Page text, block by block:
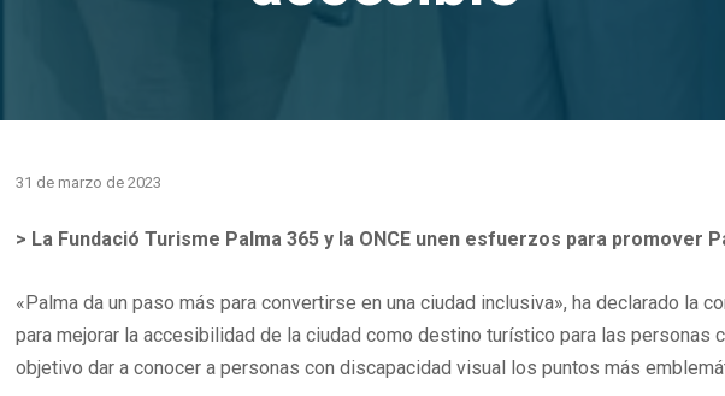
31 de marzo de 2023
> La Fundació Turisme Palma 365 y la ONCE unen esfuerzos para promover
«Palma da un paso más para convertirse en una ciudad inclusiva», ha declarado la
para mejorar la accesibilidad de la ciudad como destino turístico para las
objetivo dar a conocer a personas con discapacidad visual los puntos más